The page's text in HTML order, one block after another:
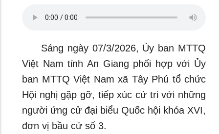
Sáng ngày 07/3/2026, Ủy ban MTTQ
Việt Nam tỉnh An Giang phối hợp với Ủy
ban MTTQ Việt Nam xã Tây Phú tổ chức
Hội nghị gặp gỡ, tiếp xúc cử tri với những
người ứng cử đại biểu Quốc hội khóa XVI,
đơn vị bầu cử số 3.